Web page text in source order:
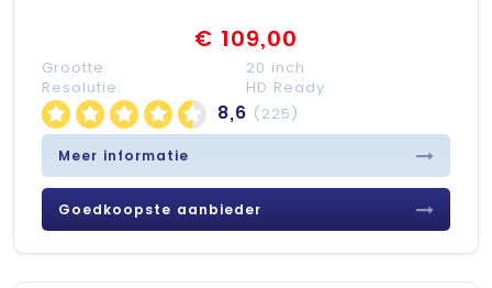
€ 109,00
Grootte:
20 inch
Resolutie:
HD Ready
8,6 (225)
Meer informatie
Goedkoopste aanbieder